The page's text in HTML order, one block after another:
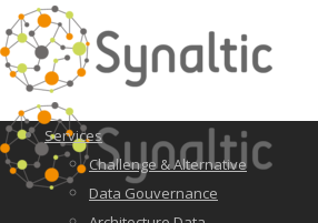
Services
Challenge & Alternative
Data Gouvernance